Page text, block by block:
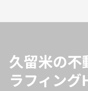
久留米の不
ラフィング